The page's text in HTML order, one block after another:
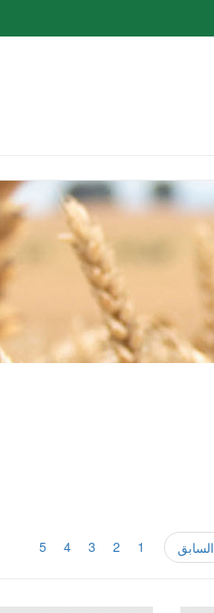
السابق 1
2
3
4
5